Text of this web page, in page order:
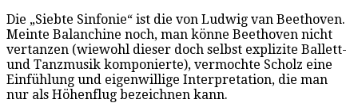
Die „Siebte Sinfonie“ ist die von Ludwig van Beethoven.
Meinte Balanchine noch, man könne Beethoven nicht
vertanzen (wiewohl dieser doch selbst explizite Ballett-
und Tanzmusik komponierte), vermochte Scholz eine
Einfühlung und eigenwillige Interpretation, die man
nur als Höhenflug bezeichnen kann.